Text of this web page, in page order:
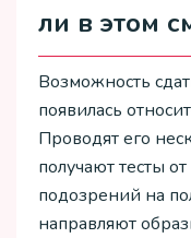
ли в этом
Возможность
появилась
Проводят его
получают тесты
подозрений на
направляют